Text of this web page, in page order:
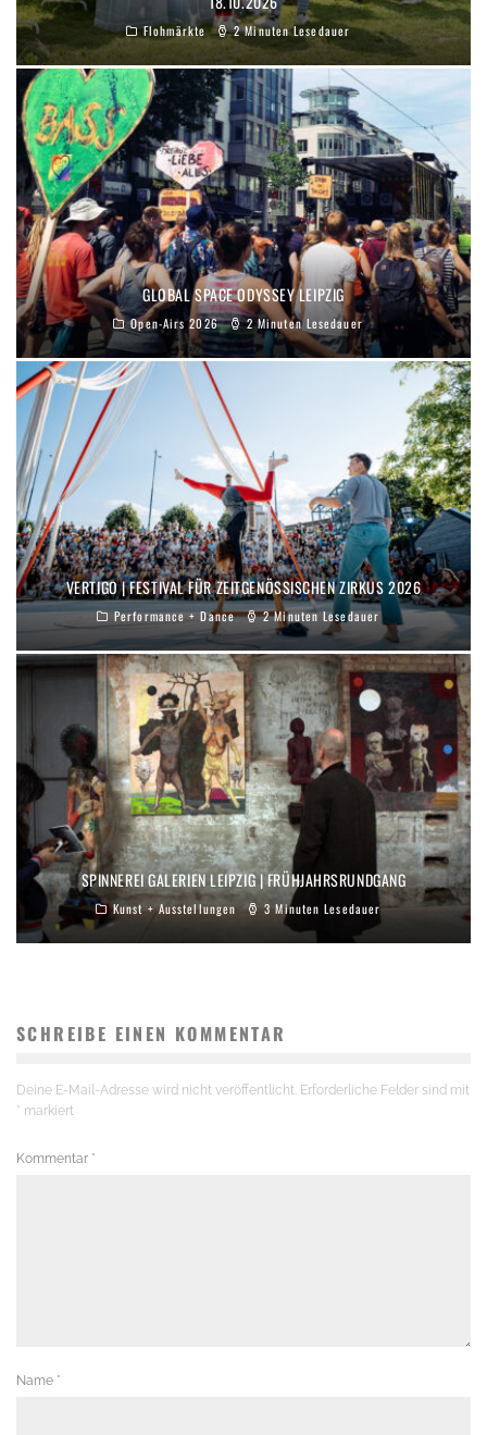
Flohmärkte 2 Minuten Lesedauer
GLOBAL SPACE ODYSSEY LEIPZIG
Open-Airs 2026 2 Minuten Lesedauer
VERTIGO | FESTIVAL FÜR ZEITGENÖSSISCHEN ZIRKUS 2026
Performance + Dance 2 Minuten Lesedauer
SPINNEREI GALERIEN LEIPZIG | FRÜHJAHRSRUNDGANG
Kunst + Ausstellungen 3 Minuten Lesedauer
SCHREIBE EINEN KOMMENTAR
Deine E-Mail-Adresse wird nicht veröffentlicht. Erforderliche Felder sind mit
* markiert
Kommentar *
Name *